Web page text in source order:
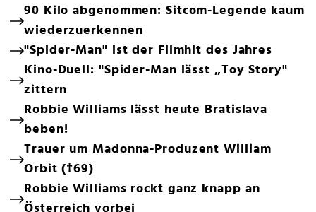
90 Kilo abgenommen: Sitcom-Legende kaum
wiederzuerkennen
"Spider-Man" ist der Filmhit des Jahres
Kino-Duell: "Spider-Man lässt „Toy Story"
zittern
Robbie Williams lässt heute Bratislava
beben!
Trauer um Madonna-Produzent William
Orbit (†69)
Robbie Williams rockt ganz knapp an